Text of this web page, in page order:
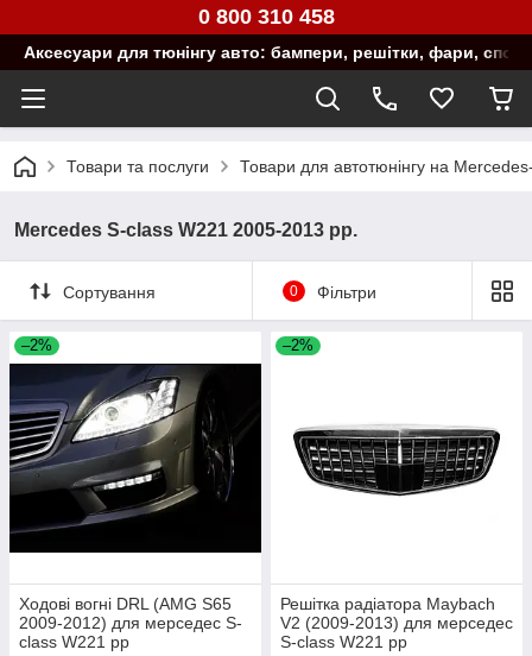
0 800 310 458
Аксесуари для тюнінгу авто: бампери, решітки, фари,
Товари та послуги Товари для автотюнінгу на
Mercedes S-сlass W221 2005-2013 рр.
Сортування 0 Фільтри
–2%
Ходові вогні DRL (AMG S65
2009-2012) для мерседес S-
сlass W221 рр
–2%
Решітка радіатора Maybach
V2 (2009-2013) для мерседес
S-сlass W221 рр